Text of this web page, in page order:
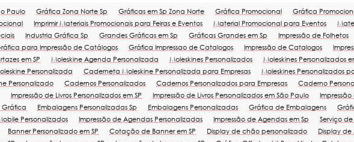
Paulo Gráfica Zona Norte Sp Gráficas em Sp Zona Norte Gráfica Promocional Gráfica
Imprimir Materiais Promocionais para Feiras e Eventos Material Promocional para Eventos
Industria Gráfica Sp Grandes Gráficas em Sp Gráficas Grandes em Sp Impressão de Folhetos
para Impressão de Catálogos Gráfica Impressao de Catalogos Impressão de Catalogos
em SP
Moleskine Agenda Personalizada Moleskines Personalizados Moleskines Personalizados
Personalizada
Caderneta Moleskine Personalizada para Empresas Moleskines Personalizados
Personalizado
Cadernos Personalizados Cadernos Personalizados para Empresas Caderno
Impressão de Livros Personalizados em SP Impressão de Livros Personalizados em São Paulo Impressão
Gráfica
Embalagens Personalizadas Sp Embalagens Personalizadas Gráfica de Embalagens
Personalizados Impressão de Agendas Personalizadas Impressão de Agendas em Sp Serviço
Banner Personalizado em SP Cotação de Banner em SP Display de chão personalizado Display de